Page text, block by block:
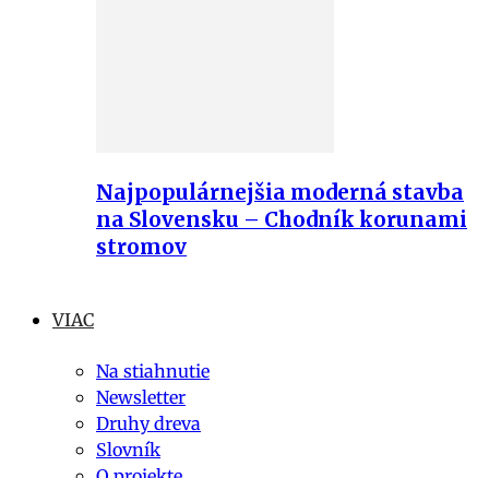
Najpopulárnejšia moderná stavba
na Slovensku – Chodník korunami
stromov
VIAC
Na stiahnutie
Newsletter
Druhy dreva
Slovník